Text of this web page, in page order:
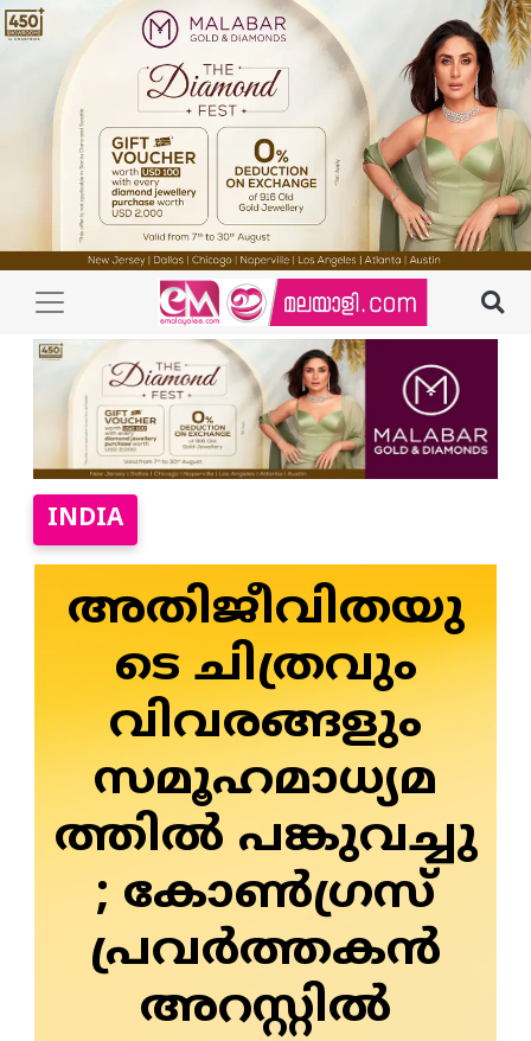
INDIA
അതിജീവിതയു
ടെ ചിത്രവും
വിവരങ്ങളും
സമൂഹമാധ്യമ
ത്തിൽ പങ്കുവച്ചു
; കോണ്‍ഗ്രസ്
പ്രവര്‍ത്തകന്‍
അറസ്റ്റില്‍